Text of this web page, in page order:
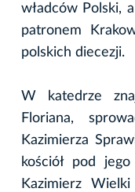
władców Polski,
patronem
polskich diecezji.
W katedrze
Floriana,
Kazimierza
kościół pod
Kazimierz